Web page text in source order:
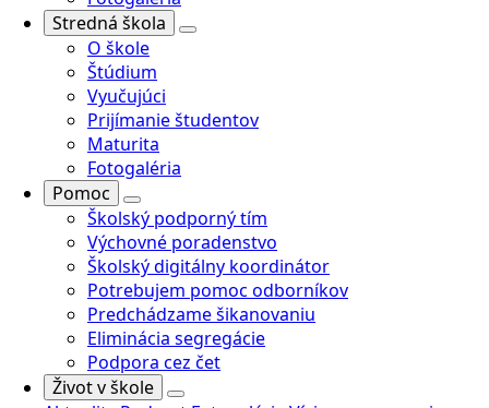
Stredná škola
O škole
Štúdium
Vyučujúci
Prijímanie študentov
Maturita
Fotogaléria
Pomoc
Školský podporný tím
Výchovné poradenstvo
Školský digitálny koordinátor
Potrebujem pomoc odborníkov
Predchádzame šikanovaniu
Eliminácia segregácie
Podpora cez čet
Život v škole